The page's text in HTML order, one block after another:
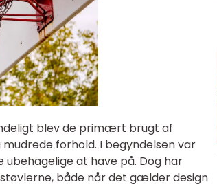
blev de primært brugt af
forhold. I begyndelsen var
at have på. Dog har
både når det gælder design